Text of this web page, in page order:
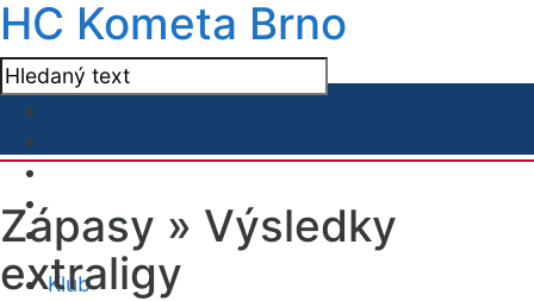
HC Kometa Brno
Klub
Zápasy » Výsledky
extraligy